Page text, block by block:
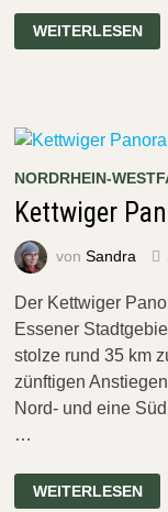
DER
BALDENEYSTEIG
BEI
WEITERLESEN
NORDRHEIN-
Kettwiger
von Sandra
Der Kettwiger
Essener
stolze rund 35 km
zünftigen
Nord- und eine
…
KETTWIGER
PANORAMASTEIG
WEITERLESEN